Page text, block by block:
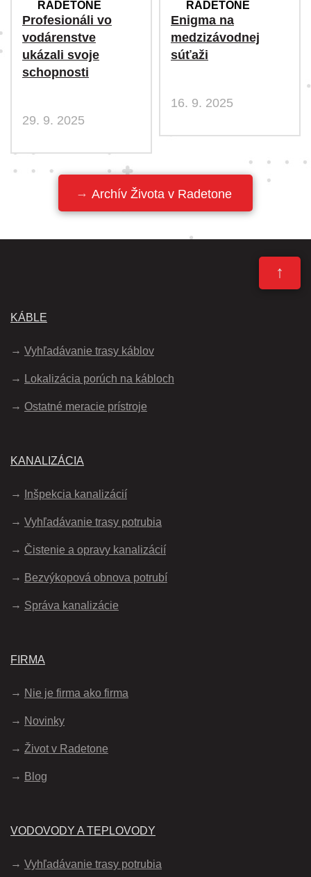
RADETONE
Profesionáli vo
vodárenstve
ukázali svoje
schopnosti
29. 9. 2025
RADETONE
Enigma na
medzizávodnej
súťaži
16. 9. 2025
Archív Života v Radetone
↑
KÁBLE
Vyhľadávanie trasy káblov
Lokalizácia porúch na kábloch
Ostatné meracie prístroje
KANALIZÁCIA
Inšpekcia kanalizácií
Vyhľadávanie trasy potrubia
Čistenie a opravy kanalizácií
Bezvýkopová obnova potrubí
Správa kanalizácie
FIRMA
Nie je firma ako firma
Novinky
Život v Radetone
Blog
VODOVODY A TEPLOVODY
Vyhľadávanie trasy potrubia